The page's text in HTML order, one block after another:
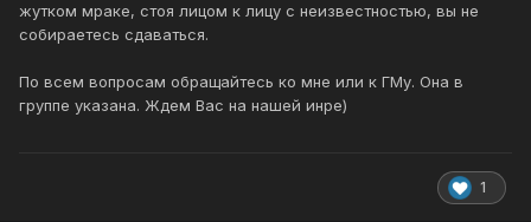
жутком мраке, стоя лицом к лицу с неизвестностью, вы не
собираетесь сдаваться.
По всем вопросам обращайтесь ко мне или к ГМу. Она в
группе указана. Ждем Вас на нашей инре)
1